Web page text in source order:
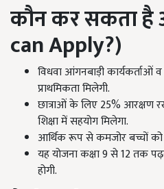
कौन कर सकता
canApply?)
विधवा आंगनबाड़ी
प्राथमिकता मिलेगी.
छात्राओं के लिए 25% आरक्षण
शिक्षा में सहयोग मिलेगा.
आर्थिक रूप से कमजोर बच्चों को
यह योजना कक्षा 9 से 12 तक
होगी.